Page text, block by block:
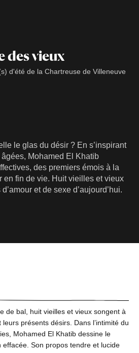
des vieux
d'été de la Chartreuse de Villeneuve
le glas du désir ? En s’inspirant
Mohamed El Khatib
des premiers émois à la
en fin de vie. Huit vieilles et vieux
et de sexe d’aujourd’hui.
de bal, huit vieilles et vieux songent à
présents désirs. Dans l’intimité du
Mohamed El Khatib dessine le
effacée. Son propos tendre et lucide